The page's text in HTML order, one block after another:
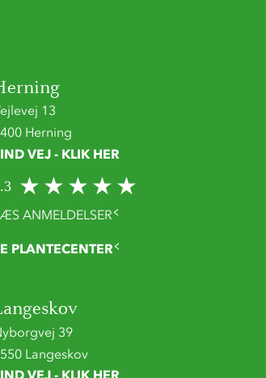
13
Herning
VEJ - KLIK HER
ANMELDELSER
PLANTECENTER
39
Langeskov